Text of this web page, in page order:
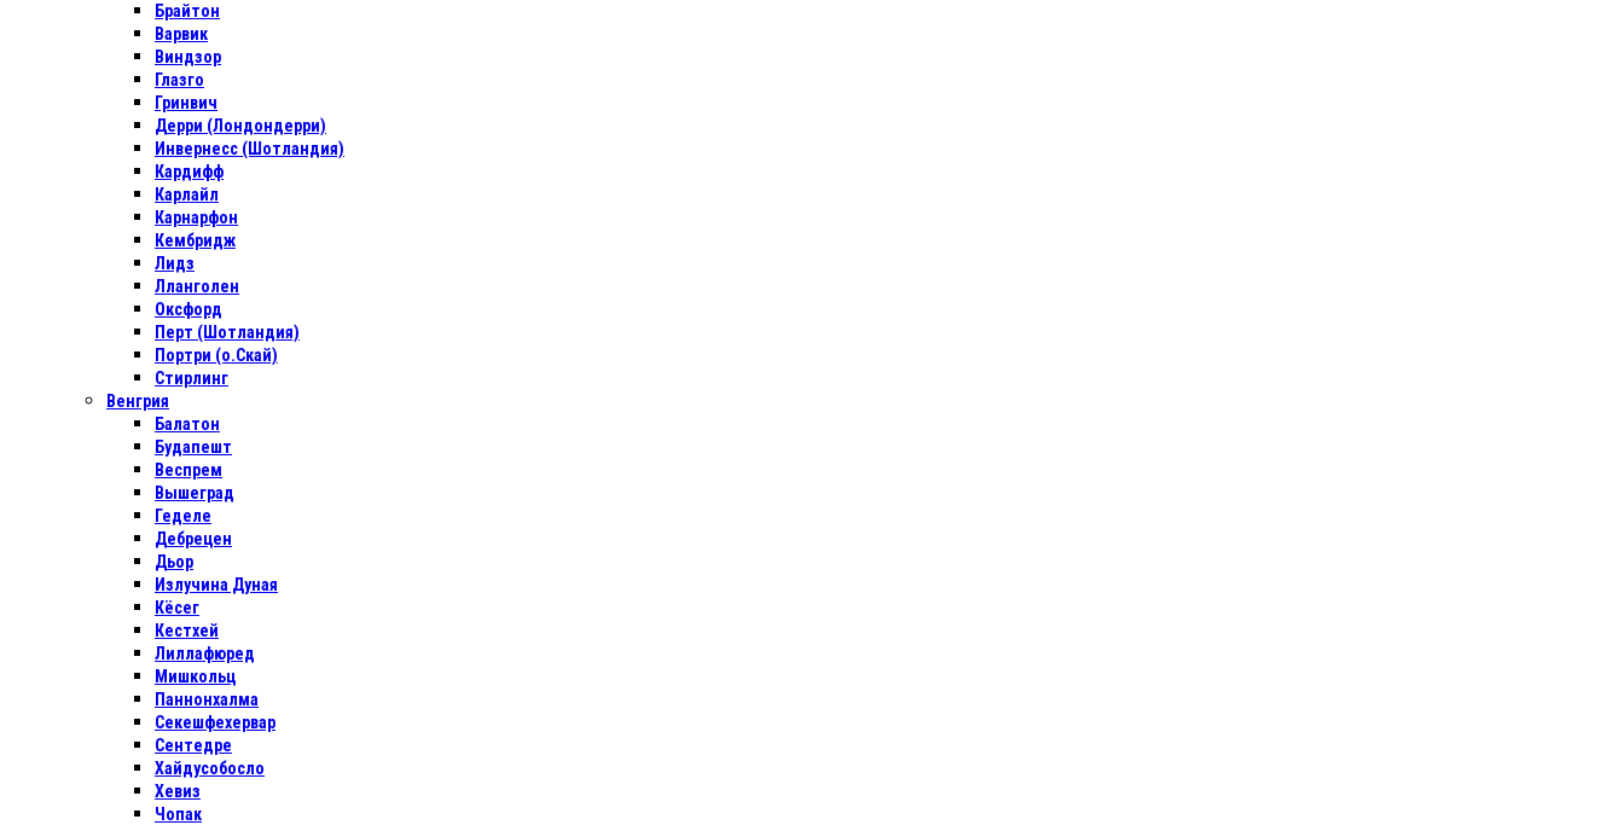
Брайтон
Варвик
Виндзор
Глазго
Гринвич
Дерри (Лондондерри)
Инвернесс (Шотландия)
Кардифф
Карлайл
Карнарфон
Кембридж
Лидз
Лланголен
Оксфорд
Перт (Шотландия)
Портри (о.Скай)
Стирлинг
Венгрия
Балатон
Будапешт
Веспрем
Вышеград
Геделе
Дебрецен
Дьор
Излучина Дуная
Кёсег
Кестхей
Лиллафюред
Мишкольц
Паннонхалма
Секешфехервар
Сентедре
Хайдусобосло
Хевиз
Чопак